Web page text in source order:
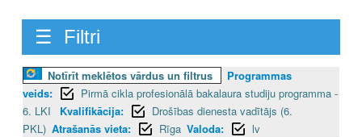
☰ Filtri
Notīrīt meklētos vārdus un filtrus
Programmas
veids:
Pirmā cikla profesionālā bakalaura studiju programma -
6. LKI
Kvalifikācija:
Drošības dienesta vadītājs (6.
PKL) Atrašanās vieta: Rīga Valoda: lv